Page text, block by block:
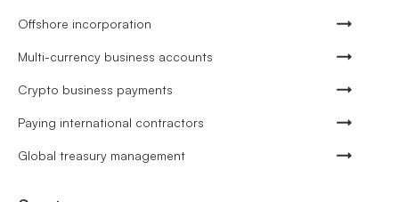
Offshore incorporation
Multi-currency business accounts
Crypto business payments
Paying international contractors
Global treasury management